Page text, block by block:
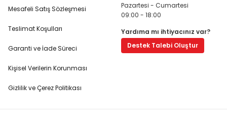
Mesafeli Satış Sözleşmesi
Teslimat Koşulları
Garanti ve İade Süreci
Kişisel Verilerin Korunması
Gizlilik ve Çerez Politikası
Pazartesi - Cumartesi
09:00 - 18:00
Yardıma mı ihtiyacınız var?
Destek Talebi Oluştur